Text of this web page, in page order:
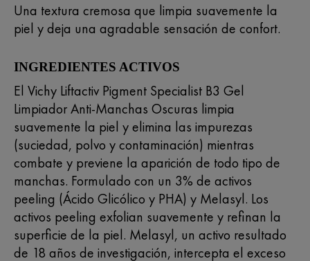
Una textura cremosa que limpia suavemente la
piel y deja una agradable sensación de confort.
INGREDIENTES ACTIVOS
El Vichy Liftactiv Pigment Specialist B3 Gel
Limpiador Anti-Manchas Oscuras limpia
suavemente la piel y elimina las impurezas
(suciedad, polvo y contaminación) mientras
combate y previene la aparición de todo tipo de
manchas. Formulado con un 3% de activos
peeling (Ácido Glicólico y PHA) y Melasyl. Los
activos peeling exfolian suavemente y refinan la
superficie de la piel. Melasyl, un activo resultado
de 18 años de investigación, intercepta el exceso